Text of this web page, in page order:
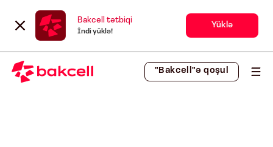
Bakcell tətbiqi
İndi yüklə!
Yüklə
"Bakcell"ə qoşul